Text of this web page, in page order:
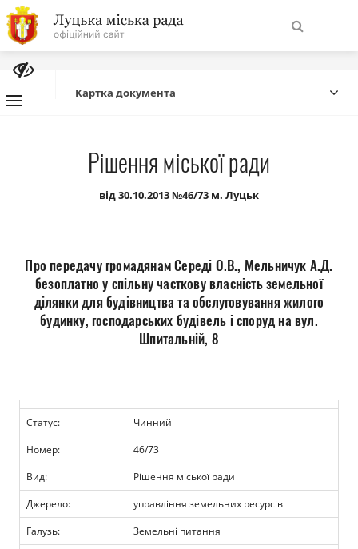
На
головну
сайту
Про місто
Міська влада
Бюджет
Публічна інформація
Документи
Картка документа
Рішення міської ради
від 30.10.2013 №46/73 м. Луцьк
Про передачу громадянам Середі О.В., Мельничук А.Д.
безоплатно у спільну часткову власність земельної
ділянки для будівництва та обслуговування жилого
будинку, господарських будівель і споруд на вул.
Шпитальній, 8
Статус:
Чинний
Номер:
46/73
Вид:
Рішення міської ради
Джерело:
управління земельних ресурсів
Галузь:
Земельні питання